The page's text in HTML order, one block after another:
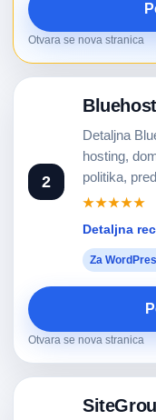
Otvara se nova stranica
2
Bluehost
Detaljna
hosting,
politika,
★★★★★
Detaljna
Za
Otvara se nova stranica